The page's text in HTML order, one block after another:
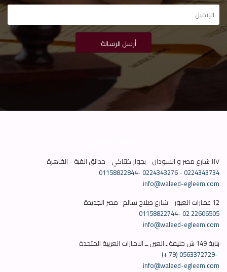
١١٧ شارع مصر و السودان - بجوار كنتاكي - حدائق القبة - القاهرة
01158822844- 0224343276 - 0224343734
info@waleed-egleem.com
12 عمارات العبور - شارع صلاح سالم -مصر الجديدة
01158822744-
info@waleed-egleem.com
بناية 149 ش خليفة ـ العين ــ الامارات العربية المتحدة
(+ 79) 0563372729-
info@waleed-egleem.com